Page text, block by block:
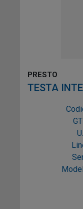
PRESTO
TESTA